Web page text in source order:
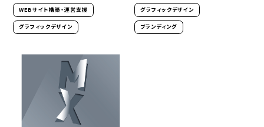
ランディングを実現
WEBサイト構築・運営支援
グラフィックデザイン
グラフィックデザイン
ブランディング